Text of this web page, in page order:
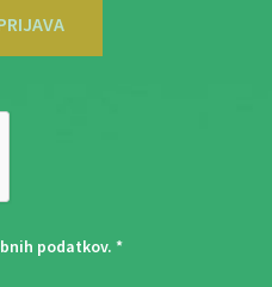
podatkov. *